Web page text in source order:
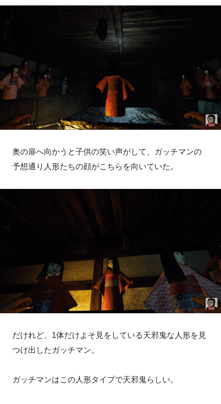
奥の扉へ向かうと子供の笑い声がして、ガッチマンの
予想通り人形たちの顔がこちらを向いていた。
だけれど、1体だけよそ見をしている天邪鬼な人形を見
つけ出したガッチマン。
ガッチマンはこの人形タイプで天邪鬼らしい。